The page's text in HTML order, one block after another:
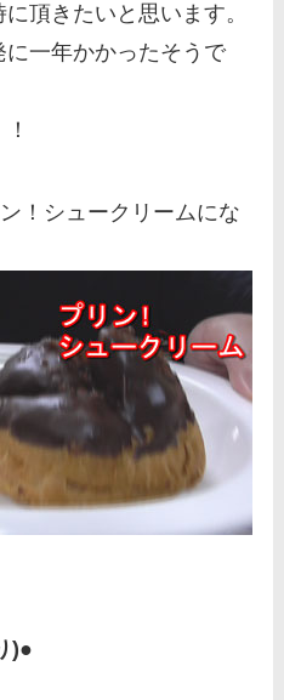
頂きたいと思います。
一年かかったそうで
！シュークリームにな
)●